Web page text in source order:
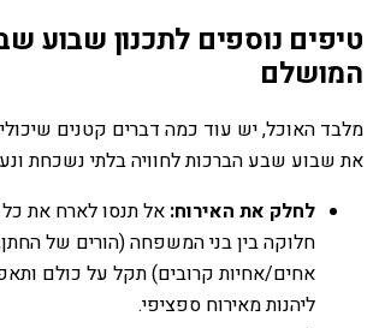
טיפים נוספים לתכנון שבוע
המושלם
מלבד האוכל, יש עוד כמה דברים קטנים
את שבוע שבע הברכות לחוויה בלתי נשכחת
לחלק את האירוח: אל תנסו לארח את
חלוקה בין בני המשפחה (הורים של
אחים/אחיות קרובים) תקל על כולם
ליהנות מאירוח ספציפי.